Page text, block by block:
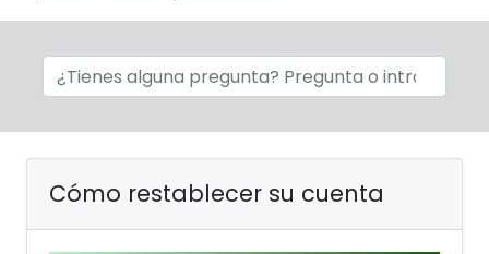
Cómo restablecer su cuenta